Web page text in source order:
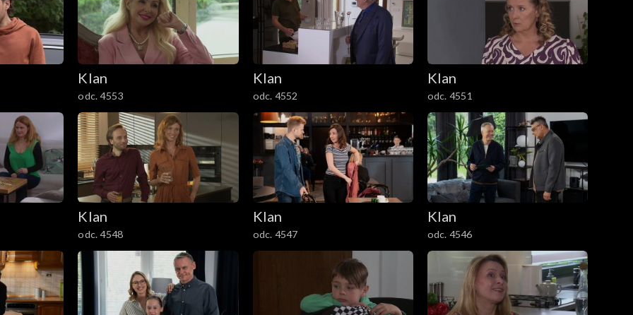
Klan
odc. 4553
Klan
odc. 4552
Klan
odc. 4551
Klan
odc. 4548
Klan
odc. 4547
Klan
odc. 4546